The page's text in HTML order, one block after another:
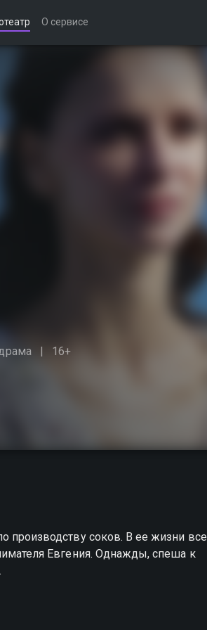
О сервисе
16+
производству соков. В ее жизни все
Евгения. Однажды, спеша к